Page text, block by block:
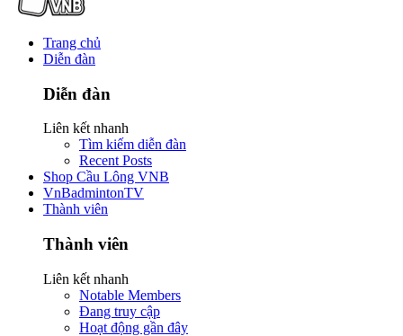
Trang chủ
Diễn đàn
Diễn đàn
Liên kết nhanh
Tìm kiếm diễn đàn
Recent Posts
Shop Cầu Lông VNB
VnBadmintonTV
Thành viên
Thành viên
Liên kết nhanh
Notable Members
Đang truy cập
Hoạt động gần đây